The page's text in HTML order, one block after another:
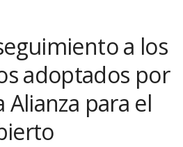
a los
adoptados por
Alianza para el